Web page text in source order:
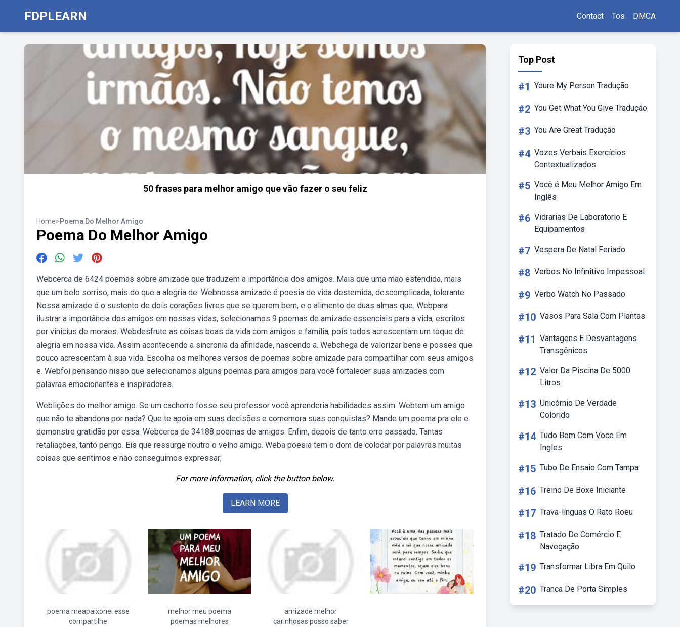
FDPLEARN Contact Tos DMCA
50 frases para melhor amigo que vão fazer o seu feliz
Home>Poema Do Melhor Amigo
Poema Do Melhor Amigo
Webcerca de 6424 poemas sobre amizade que traduzem a importância dos amigos. Mais que uma mão estendida, mais
que um belo sorriso, mais do que a alegria de. Webnossa amizade é poesia de vida destemida, descomplicada, tolerante.
Nossa amizade é o sustento de dois corações livres que se querem bem, e o alimento de duas almas que. Webpara
ilustrar a importância dos amigos em nossas vidas, selecionamos 9 poemas de amizade essenciais para a vida, escritos
por vinicius de moraes. Webdesfrute as coisas boas da vida com amigos e família, pois todos acrescentam um toque de
alegria em nossa vida. Assim acontecendo a sincronia da afinidade, nascendo a. Webchega de valorizar bens e posses que
pouco acrescentam à sua vida. Escolha os melhores versos de poemas sobre amizade para compartilhar com seus amigos
e. Webfoi pensando nisso que selecionamos alguns poemas para amigos para você fortalecer suas amizades com
palavras emocionantes e inspiradores.
Weblições do melhor amigo. Se um cachorro fosse seu professor você aprenderia habilidades assim: Webtem um amigo
que não te abandona por nada? Que te apoia em suas decisões e comemora suas conquistas? Mande um poema pra ele e
demonstre gratidão por essa. Webcerca de 34188 poemas de amigos. Enfim, depois de tanto erro passado. Tantas
retaliações, tanto perigo. Eis que ressurge noutro o velho amigo. Weba poesia tem o dom de colocar por palavras muitas
coisas que sentimos e não conseguimos expressar;
For more information, click the button below.
LEARN MORE
poema meapaixonei esse
compartilhe
melhor meu poema
poemas melhores
amizade melhor
carinhosas posso saber
Top Post
#1 Youre My Person Tradução
#2 You Get What You Give Tradução
#3 You Are Great Tradução
#4 Vozes Verbais Exercícios
Contextualizados
#5 Você é Meu Melhor Amigo Em
Inglês
#6 Vidrarias De Laboratorio E
Equipamentos
#7 Vespera De Natal Feriado
#8 Verbos No Infinitivo Impessoal
#9 Verbo Watch No Passado
#10 Vasos Para Sala Com Plantas
#11 Vantagens E Desvantagens
Transgênicos
#12 Valor Da Piscina De 5000
Litros
#13 Unicórnio De Verdade
Colorido
#14 Tudo Bem Com Voce Em
Ingles
#15 Tubo De Ensaio Com Tampa
#16 Treino De Boxe Iniciante
#17 Trava-línguas O Rato Roeu
#18 Tratado De Comércio E
Navegação
#19 Transformar Libra Em Quilo
#20 Tranca De Porta Simples